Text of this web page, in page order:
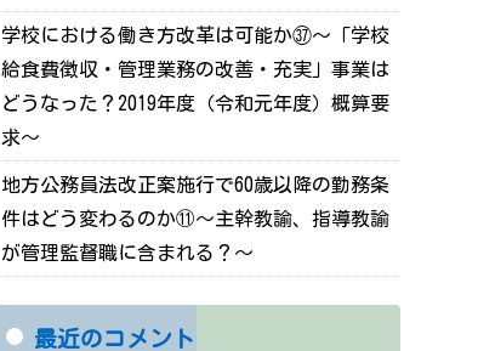
学校における働き方改革は可能か㊲～「学校
給食費徴収・管理業務の改善・充実」事業は
どうなった？2019年度（令和元年度）概算要
求～
地方公務員法改正案施行で60歳以降の勤務条
件はどう変わるのか⑪～主幹教諭、指導教諭
が管理監督職に含まれる？～
最近のコメント